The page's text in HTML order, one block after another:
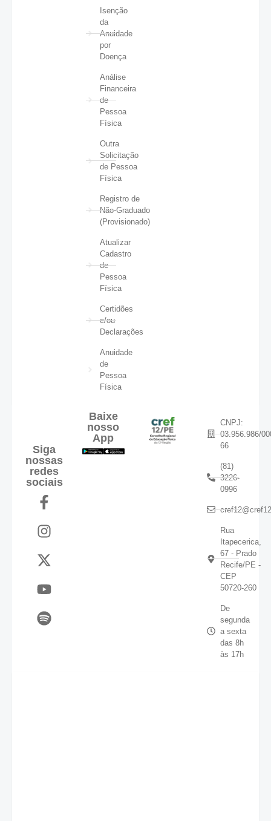
Isenção
da
Anuidade
por
Doença
Análise
Financeira
de
Pessoa
Física
Outra
Solicitação
de Pessoa
Física
Registro de
Não-Graduado
(Provisionado)
Atualizar
Cadastro
de
Pessoa
Física
Certidões
e/ou
Declarações
Anuidade
de
Pessoa
Física
Siga
nossas
redes
sociais
Baixe
nosso
App
CNPJ:
03.956.986/
66
(81)
3226-
0996
Rua
Itapecerica,
67 - Prado
Recife/PE -
CEP
50720-260
De
segunda
a sexta
das 8h
às 17h